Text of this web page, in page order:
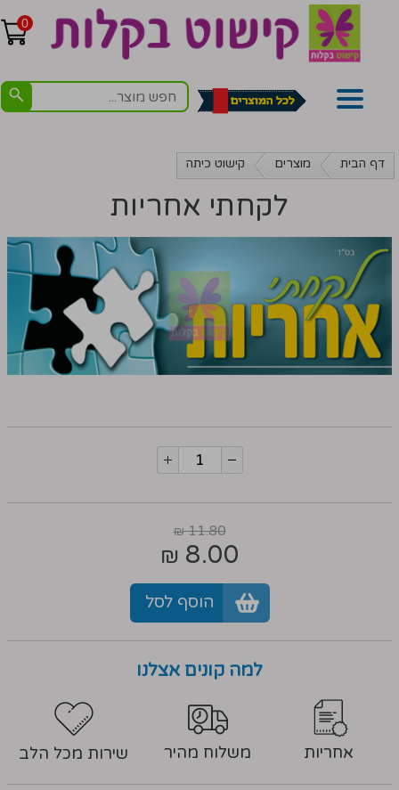
0
דף הבית מוצרים קישוט כיתה
לקחתי אחריות
11.80
₪
8.00
₪
הוסף לסל
למה קונים אצלנו
אחריות משלוח מהיר שירות מכל הלב